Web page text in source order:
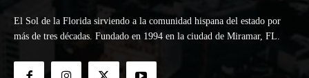
El Sol de la Florida sirviendo a la comunidad hispana del estado por
más de tres décadas. Fundado en 1994 en la ciudad de Miramar, FL.